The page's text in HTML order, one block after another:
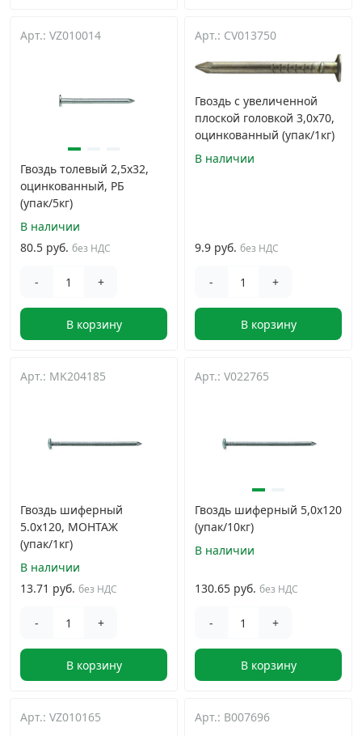
Арт.: VZ010014
Гвоздь толевый 2,5х32,
оцинкованный, РБ
(упак/5кг)
В наличии
80.5 руб. без НДС
- +
В корзину
Арт.: CV013750
Гвоздь с увеличенной
плоской головкой 3,0х70,
оцинкованный (упак/1кг)
В наличии
9.9 руб. без НДС
- +
В корзину
Арт.: MK204185
Гвоздь шиферный
5.0x120, МОНТАЖ
(упак/1кг)
В наличии
13.71 руб. без НДС
- +
В корзину
Арт.: V022765
Гвоздь шиферный 5,0х120
(упак/10кг)
В наличии
130.65 руб. без НДС
- +
В корзину
Арт.: VZ010165 Арт.: B007696